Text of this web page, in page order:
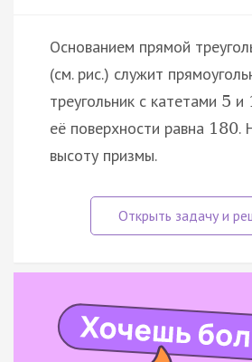
Основанием прямой
(см. рис.) служит
треугольник с катетами 5 и
её поверхности равна 180.
высоту призмы.